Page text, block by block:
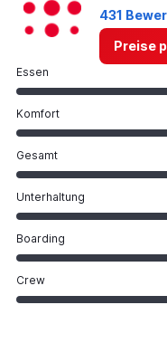
431
Preise
Essen
Komfort
Gesamt
Unterhaltung
Boarding
Crew